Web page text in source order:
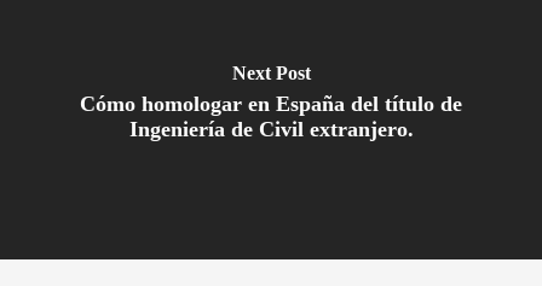
Next Post
Cómo homologar en España del título de
Ingeniería de Civil extranjero.